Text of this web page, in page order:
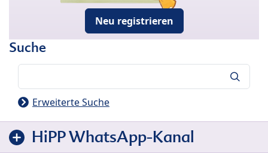
Neu registrieren
Suche
Erweiterte Suche
HiPP WhatsApp-Kanal